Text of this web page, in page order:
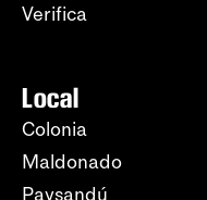
Verifica
Local
Colonia
Maldonado
Paysandú